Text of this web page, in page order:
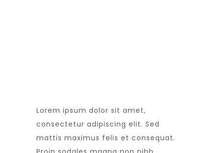
Lorem ipsum dolor sit amet,
consectetur adipiscing elit. Sed
mattis maximus felis et consequat.